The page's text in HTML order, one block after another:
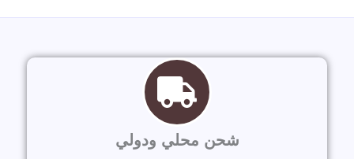
شحن محلي ودولي